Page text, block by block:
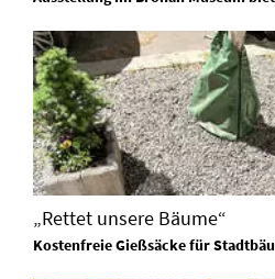
„Rettet unsere Bäume“
Kostenfreie Gießsäcke für